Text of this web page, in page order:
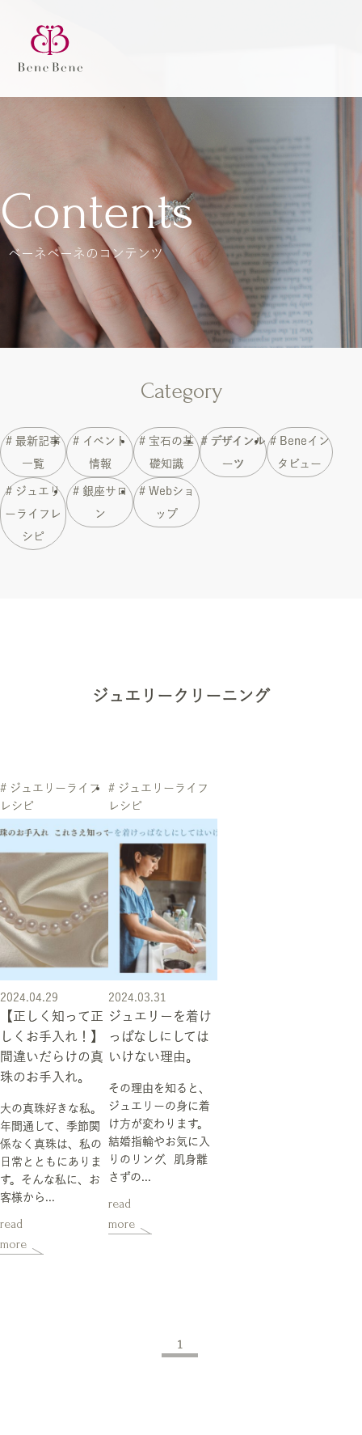
Contents
ベーネベーネのコンテンツ
Category
# 最新記事
一覧
# イベント
情報
# 宝石の基
礎知識
# デザインル
ーツ
# Beneイン
タビュー
# ジュエリ
ーライフレ
シピ
# 銀座サロ
ン
# Webショ
ップ
ジュエリークリーニング
# ジュエリーライフ
レシピ
2024.04.29
【正しく知って正
しくお手入れ！】
間違いだらけの真
珠のお手入れ。
大の真珠好きな私。
年間通して、季節関
係なく真珠は、私の
日常とともにありま
す。そんな私に、お
客様から...
read
more
# ジュエリーライフ
レシピ
2024.03.31
ジュエリーを着け
っぱなしにしては
いけない理由。
その理由を知ると、
ジュエリーの身に着
け方が変わります。
結婚指輪やお気に入
りのリング、肌身離
さずの...
read
more
1